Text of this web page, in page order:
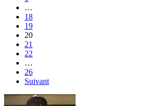
…
18
19
20
21
22
…
26
Suivant